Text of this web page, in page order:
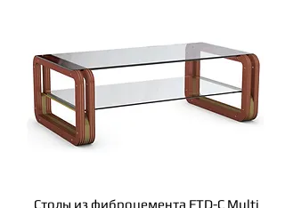
Столы из фиброцемента FTD-C Multi